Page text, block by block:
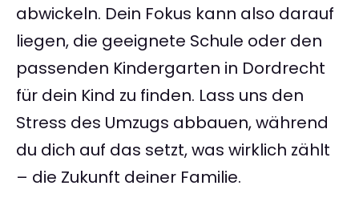
abwickeln. Dein Fokus kann also darauf
liegen, die geeignete Schule oder den
passenden Kindergarten in Dordrecht
für dein Kind zu finden. Lass uns den
Stress des Umzugs abbauen, während
du dich auf das setzt, was wirklich zählt
– die Zukunft deiner Familie.